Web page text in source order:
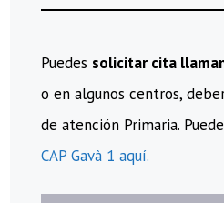
Puedes solicitar cita
o en algunos centros,
de atención Primaria.
CAP Gavà 1 aquí.